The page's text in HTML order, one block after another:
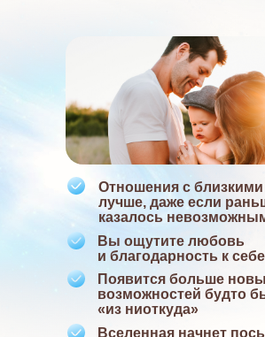
Отношения с близкими
лучше, даже если
казалось
Вы ощутите любовь
и благодарность к себе
Появится больше
возможностей будто
«из ниоткуда»
Вселенная начнет